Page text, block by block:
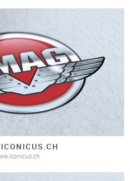
ICONICUS. CH